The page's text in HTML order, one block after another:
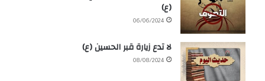
(ع)
06/06/2024
لا تدع زيارة قبر الحسين (ع)
08/08/2024